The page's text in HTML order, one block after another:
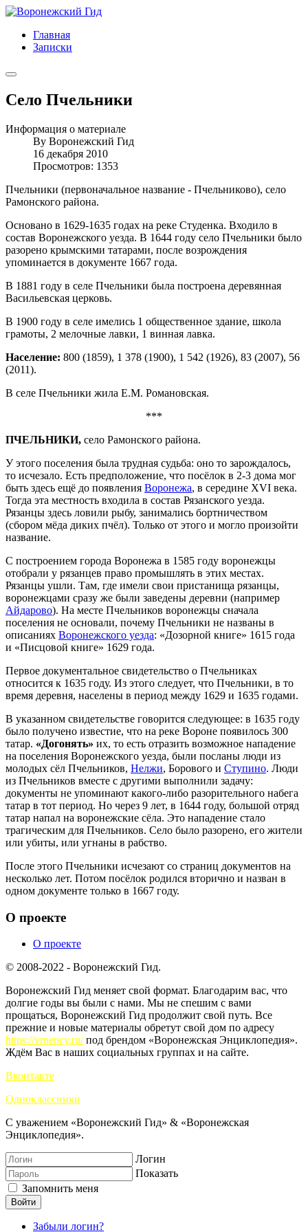
Главная
Записки
Село Пчельники
Информация о материале
By Воронежский Гид
16 декабря 2010
Просмотров: 1353
Пчельники (первоначальное название - Пчельниково), село
Рамонского района.
Основано в 1629-1635 годах на реке Студенка. Входило в
состав Воронежского уезда. В 1644 году село Пчельники было
разорено крымскими татарами, после возрождения
упоминается в документе 1667 года.
В 1881 году в селе Пчельники была построена деревянная
Васильевская церковь.
В 1900 году в селе имелись 1 общественное здание, школа
грамоты, 2 мелочные лавки, 1 винная лавка.
Население: 800 (1859), 1 378 (1900), 1 542 (1926), 83 (2007), 56
(2011).
В селе Пчельники жила Е.М. Романовская.
***
ПЧЕЛЬНИКИ, село Рамонского района.
У этого поселения была трудная судьба: оно то зарождалось,
то исчезало. Есть предположение, что посёлок в 2-3 дома мог
быть здесь ещё до появления Воронежа, в середине XVI века.
Тогда эта местность входила в состав Рязанского уезда.
Рязанцы здесь ловили рыбу, занимались бортничеством
(сбором мёда диких пчёл). Только от этого и могло произойти
название.
С построением города Воронежа в 1585 году воронежцы
отобрали у рязанцев право промышлять в этих местах.
Рязанцы ушли. Там, где имели свои пристанища рязанцы,
воронежцами сразу же были заведены деревни (например
Айдарово). На месте Пчельников воронежцы сначала
поселения не основали, почему Пчельники не названы в
описаниях Воронежского уезда: «Дозорной книге» 1615 года
и «Писцовой книге» 1629 года.
Первое документальное свидетельство о Пчельниках
относится к 1635 году. Из этого следует, что Пчельники, в то
время деревня, населены в период между 1629 и 1635 годами.
В указанном свидетельстве говорится следующее: в 1635 году
было получено известие, что на реке Вороне появилось 300
татар. «Догонять» их, то есть отразить возможное нападение
на поселения Воронежского уезда, были посланы люди из
молодых сёл Пчельников, Нелжи, Борового и Ступино. Люди
из Пчельников вместе с другими выполнили задачу:
документы не упоминают какого-либо разорительного набега
татар в тот период. Но через 9 лет, в 1644 году, большой отряд
татар напал на воронежские сёла. Это нападение стало
трагическим для Пчельников. Село было разорено, его жители
или убиты, или угнаны в рабство.
После этого Пчельники исчезают со страниц документов на
несколько лет. Потом посёлок родился вторично и назван в
одном документе только в 1667 году.
О проекте
О проекте
© 2008-2022 - Воронежский Гид.
Воронежский Гид меняет свой формат. Благодарим вас, что
долгие годы вы были с нами. Мы не спешим с вами
прощаться, Воронежский Гид продолжит свой путь. Все
прежние и новые материалы обретут свой дом по адресу
https://vrnency.ru/под брендом «Воронежская Энциклопедия».
Ждём Вас в наших социальных группах и на сайте.
Вконтакте
Одноклассники
С уважением «Воронежский Гид» & «Воронежская
Энциклопедия».
Логин
Показать
Запомнить меня
Войти
Забыли логин?